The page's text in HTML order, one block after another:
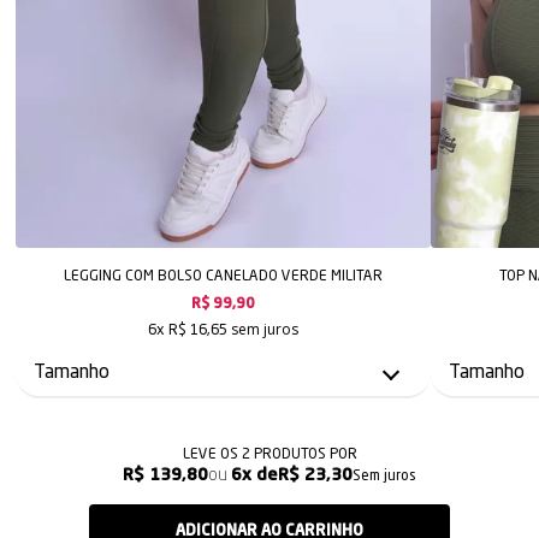
LEGGING COM BOLSO CANELADO VERDE MILITAR
R$ 99,90
6x R$ 16,65 sem juros
TOP
LEVE OS 2 PRODUTOS
R$ 139,80 6x R$ 23,30Sem juros